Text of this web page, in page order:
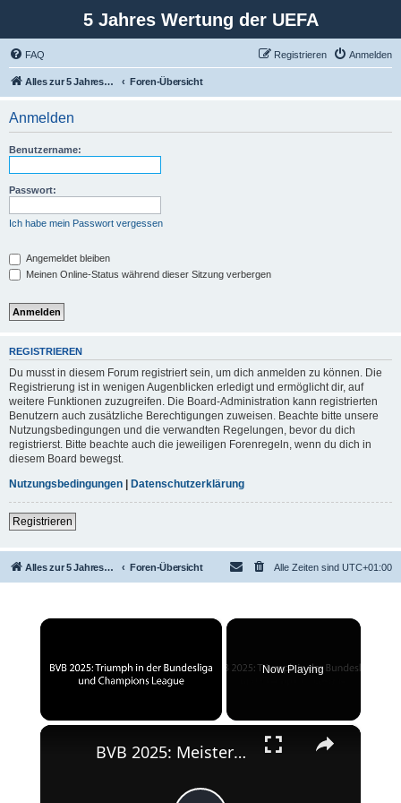
5 Jahres Wertung der UEFA
FAQ Anmelden
Registrieren
Alles zur 5 Jahreswertung / Tabelle der UEFA mit vielen Statistiken. Foren-Übersicht
Anmelden
Benutzername:
Passwort:
Ich habe mein Passwort vergessen
Angemeldet bleiben
Meinen Online-Status während dieser Sitzung verbergen
REGISTRIEREN
Du musst in diesem Forum registriert sein, um dich anmelden zu können. Die
Registrierung ist in wenigen Augenblicken erledigt und ermöglicht dir, auf
weitere Funktionen zuzugreifen. Die Board-Administration kann registrierten
Benutzern auch zusätzliche Berechtigungen zuweisen. Beachte bitte unsere
Nutzungsbedingungen und die verwandten Regelungen, bevor du dich
registrierst. Bitte beachte auch die jeweiligen Forenregeln, wenn du dich in
diesem Board bewegst.
Nutzungsbedingungen | Datenschutzerklärung
Registrieren
Alles zur 5 Jahreswertung / Tabelle der UEFA mit vielen Statistiken. Foren-Übersicht Alle Zeiten sind UTC+01:00
×
Now Playing
×
BVB 2025: Meisterschaft und Champions League-Erfolg